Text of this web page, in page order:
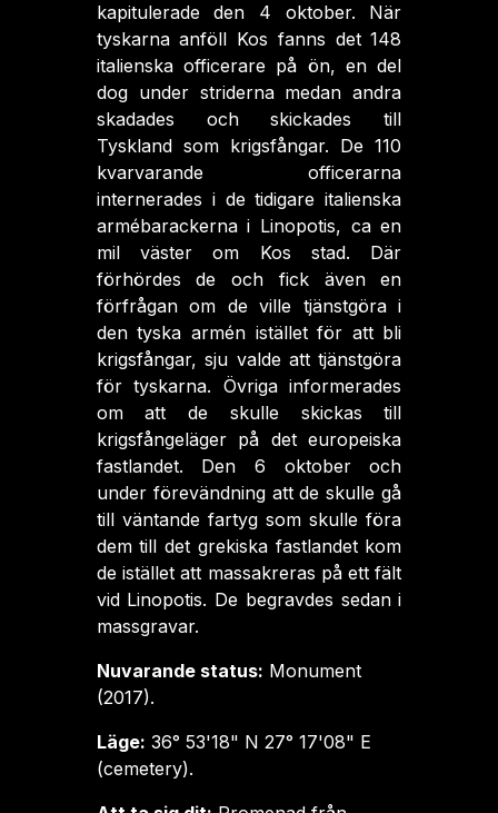
kapitulerade den 4 oktober. När
tyskarna anföll Kos fanns det 148
italienska officerare på ön, en del
dog under striderna medan andra
skadades och skickades till
Tyskland som krigsfångar. De 110
kvarvarande officerarna
internerades i de tidigare italienska
armébarackerna i Linopotis, ca en
mil väster om Kos stad. Där
förhördes de och fick även en
förfrågan om de ville tjänstgöra i
den tyska armén istället för att bli
krigsfångar, sju valde att tjänstgöra
för tyskarna. Övriga informerades
om att de skulle skickas till
krigsfångeläger på det europeiska
fastlandet. Den 6 oktober och
under förevändning att de skulle gå
till väntande fartyg som skulle föra
dem till det grekiska fastlandet kom
de istället att massakreras på ett fält
vid Linopotis. De begravdes sedan i
massgravar.
Nuvarande status: Monument
(2017).
Läge: 36° 53'18" N 27° 17'08" E
(cemetery).